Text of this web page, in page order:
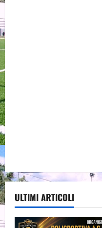
ULTIMI ARTICOLI